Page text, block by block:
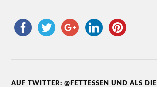
AUF TWITTER: @FETTESSEN UND ALS DIE